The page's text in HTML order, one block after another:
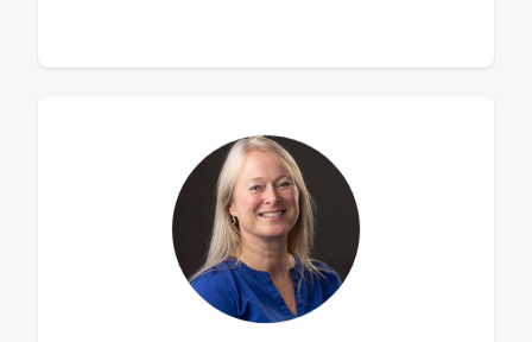
diagnostiek te komen die leidt tot nadere
staan we regelmatig stil bij therapeutische
processen en complexe relaties, zowel met
cliënten, cliëntsystemen als met collegae
en het werken in een team.De supervisant
wordt zich steeds meer bewust welke
invloed hij/zij zelf heeft op het
behandelproces en de rol daarin als
therapeut. Hoewel men binnen de GCT